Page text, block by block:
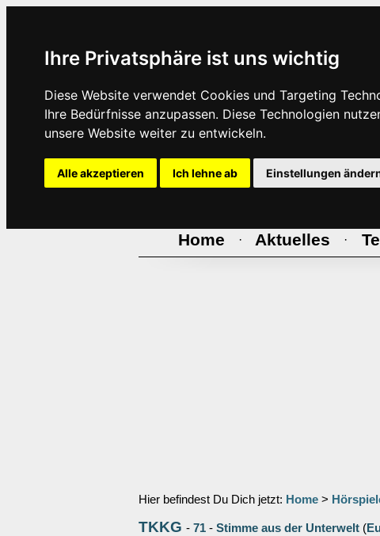
Ihre Privatsphäre ist uns wichtig
Diese Website verwendet Cookies und Targeting
Ihre Bedürfnisse anzupassen. Diese Technologien
unsere Website weiter zu entwickeln.
Alle akzeptieren Ich lehne ab Einstellungen
Home · Aktuelles ·
Hier befindest Du Dich jetzt: Home >
TKKG - 71 - Stimme aus der Unterwelt (